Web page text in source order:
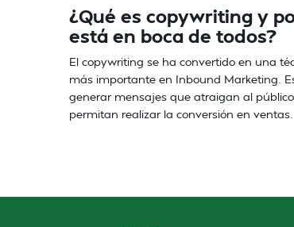
¿Qué es copywriting y
está en boca de todos?
El copywriting se ha convertido en una
más importante en Inbound Marketing.
generar mensajes que atraigan al
permitan realizar la conversión en ventas.